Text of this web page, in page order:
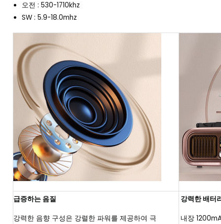
오전 : 530-1710khz
SW : 5.9-18.0mhz
급증하는 음질
강력한 음향 구성은 강렬한 파워를 제공하여 극
강력한 배터
내장